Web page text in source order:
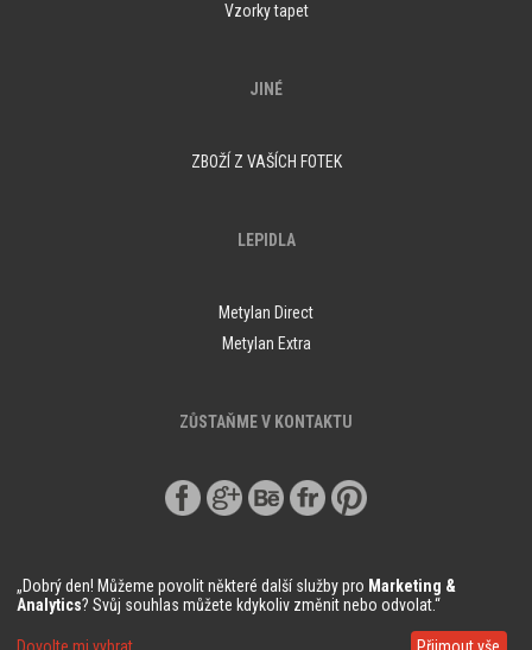
Vzorky tapet
JINÉ
ZBOŽÍ Z VAŠÍCH FOTEK
LEPIDLA
Metylan Direct
Metylan Extra
ZŮSTAŇME V KONTAKTU
„Dobrý den! Můžeme povolit některé další služby pro Marketing &
Analytics? Svůj souhlas můžete kdykoliv změnit nebo odvolat.“